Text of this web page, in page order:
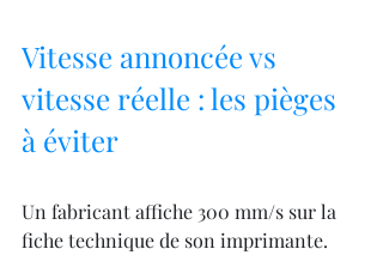
Vitesse annoncée vs
vitesse réelle : les pièges
à éviter
Un fabricant affiche 300 mm/s sur la
fiche technique de son imprimante.